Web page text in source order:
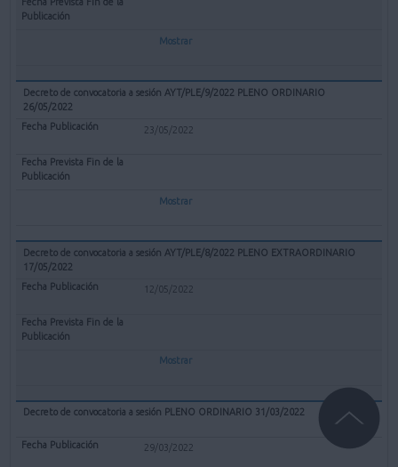
Mostrar
Decreto de convocatoria a sesión AYT/PLE/9/2022 PLENO ORDINARIO
26/05/2022
23/05/2022
Mostrar
Decreto de convocatoria a sesión AYT/PLE/8/2022 PLENO EXTRAORDINARIO
17/05/2022
12/05/2022
Mostrar
Decreto de convocatoria a sesión PLENO ORDINARIO 31/03/2022
29/03/2022